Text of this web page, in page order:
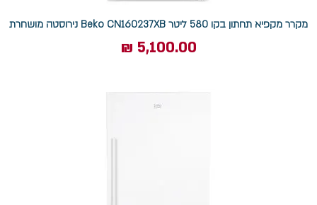
מקרר מקפיא תחתון בקו 580 ליטר Beko CN160237XB נירוסטה מושחרת
מחיר